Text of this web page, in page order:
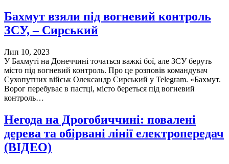
Бахмут взяли під вогневий контроль
ЗСУ, – Сирський
Лип 10, 2023
У Бахмуті на Донеччині точаться важкі бої, але ЗСУ беруть
місто під вогневий контроль. Про це розповів командувач
Сухопутних військ Олександр Сирський у Telegram. «Бахмут.
Ворог перебуває в пастці, місто береться під вогневий
контроль…
Негода на Дрогобиччині: повалені
дерева та обірвані лінії електропередач
(ВІДЕО)